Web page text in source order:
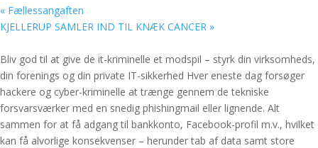
« Fællessangaften
KJELLERUP SAMLER IND TIL KNÆK CANCER »
Bliv god til at give de it-kriminelle et modspil – styrk din virksomheds,
din forenings og din private IT-sikkerhed Hver eneste dag forsøger
hackere og cyber-kriminelle at trænge gennem de tekniske
forsvarsværker med en snedig phishingmail eller lignende. Alt
sammen for at få adgang til bankkonto, Facebook-profil m.v., hvilket
kan få alvorlige konsekvenser – herunder tab af data samt store